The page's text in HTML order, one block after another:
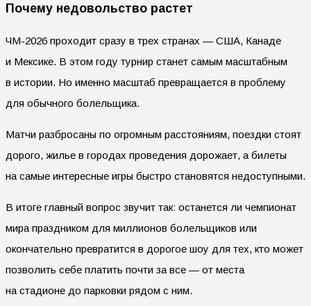
Почему недовольство растет
ЧМ-2026 проходит сразу в трех странах — США, Канаде
и Мексике. В этом году турнир станет самым масштабным
в истории. Но именно масштаб превращается в проблему
для обычного болельщика.
Матчи разбросаны по огромным расстояниям, поездки стоят
дорого, жилье в городах проведения дорожает, а билеты
на самые интересные игры быстро становятся недоступными.
В итоге главный вопрос звучит так: останется ли чемпионат
мира праздником для миллионов болельщиков или
окончательно превратится в дорогое шоу для тех, кто может
позволить себе платить почти за все — от места
на стадионе до парковки рядом с ним.